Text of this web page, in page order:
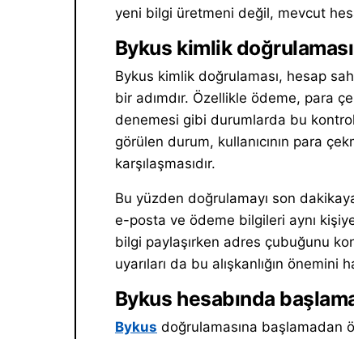
yeni bilgi üretmeni değil, mevcut
Bykus kimlik
Bykus kimlik doğrulaması, hesap
bir adımdır. Özellikle ödeme, para
denemesi gibi durumlarda bu
görülen durum, kullanıcının para
karşılaşmasıdır.
Bu yüzden doğrulamayı son
e-posta ve ödeme bilgileri aynı
bilgi paylaşırken adres çubuğunu
uyarıları da bu alışkanlığın önemini
Bykus hesabında
Bykus doğrulamasına başlamadan